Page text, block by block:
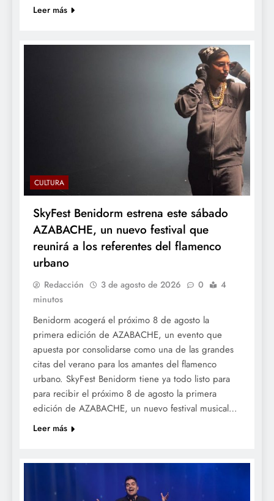
Leer más
CULTURA
SkyFest Benidorm estrena este sábado
AZABACHE, un nuevo festival que
reunirá a los referentes del flamenco
urbano
Redacción 3 de agosto de 2026 0
4
minutos
Benidorm acogerá el próximo 8 de agosto la
primera edición de AZABACHE, un evento que
apuesta por consolidarse como una de las grandes
citas del verano para los amantes del flamenco
urbano. SkyFest Benidorm tiene ya todo listo para
para recibir el próximo 8 de agosto la primera
edición de AZABACHE, un nuevo festival musical…
Leer más